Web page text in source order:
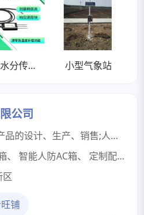
土壤水分传感器体积含水率监测 小型气象站
公司
经营范围 智能自动控制产品的设计、生产、销售;人防电气设备、给排水设备及配件安装、销售(依法须经批准的项目,经相关部门批准后方可开展经营活动)陕西西秦自控设备有限公司专业从事人防电气控制设备研发生产多年，产品销往全国各地（陕西、甘肃、宁夏、新疆、内蒙古、北京、上海、山东、江苏、河南、河北、辽宁、黑龙江等），质量可靠，售后无忧。
、 智能人防AC箱、 定制配电箱
区
铺